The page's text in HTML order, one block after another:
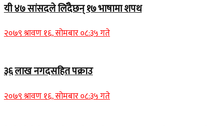
यी ४७ सांसदले लिँदैछन् १७ भाषामा शपथ
२०७९ श्रावण १६, सोमबार ०८:३५ गते
३६ लाख नगदसहित पक्राउ
२०७९ श्रावण १६, सोमबार ०८:३५ गते